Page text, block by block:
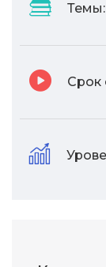
Темы:
Срок